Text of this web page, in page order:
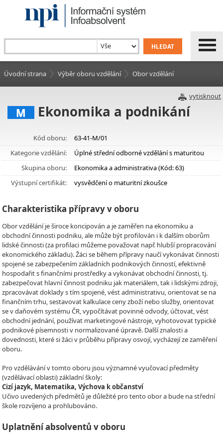
Úvodní strana Výběr oboru vzdělání Obor vzdělání
vytisknout
M Ekonomika a podnikání
Kód oboru:
63-41-M/01
Kategorie vzdělání:
Úplné střední odborné vzdělání s maturitou
Skupina oboru:
Ekonomika a administrativa (Kód: 63)
Výstupní certifikát:
vysvědčení o maturitní zkoušce
Charakteristika přípravy v oboru
Obor vzdělání je široce koncipován a je zaměřen na ekonomiku a
obchodní činnosti podniku, ale může být profilován i k dalším oborům
lidské činnosti (za profilaci můžeme považovat např. hlubší propracování
ekonomického základu). Žáci se během přípravy naučí vykonávat činnosti
spojené se zabezpečením základních podnikových činností, efektivně
hospodařit s finančními prostředky a vykonávat obchodní činnosti, tj.
zabezpečovat hlavní činnost podniku jak materiálem, tak i lidskými zdroji,
zpracovávat doklady s tím spojené, vést administrativu, orientovat se na
finančním trhu, sestavovat kalkulace ceny zboží nebo služby, orientovat
se v daňovém systému ČR, vypočítávat povinné odvody, účtovat, vést
obchodní jednání, používat marketingové nástroje, vyhotovovat typické
podnikové písemnosti v normalizované úpravě. Další znalosti a
dovednosti, které si žáci v průběhu přípravy osvojí, vycházejí ze zaměření
oboru.
Pro vzdělávání v tomto oboru jsou významné vyučovací předměty
(vzdělávací oblasti) základní školy:
Cizí jazyk, Matematika, Výchova k občanství
Učivo uvedených předmětů je důležité pro tento obor a bude na střední
škole rozvíjeno a prohlubováno.
Uplatnění absolventů v oboru